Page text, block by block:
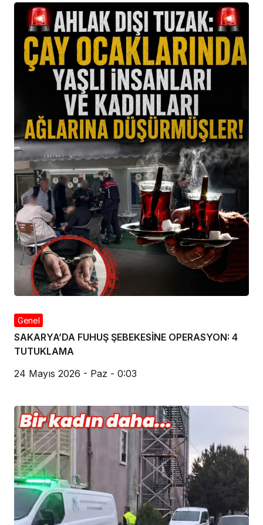
Genel
SAKARYA’DA FUHUŞ ŞEBEKESİNE OPERASYON: 4
TUTUKLAMA
24 Mayıs 2026 - Paz - 0:03